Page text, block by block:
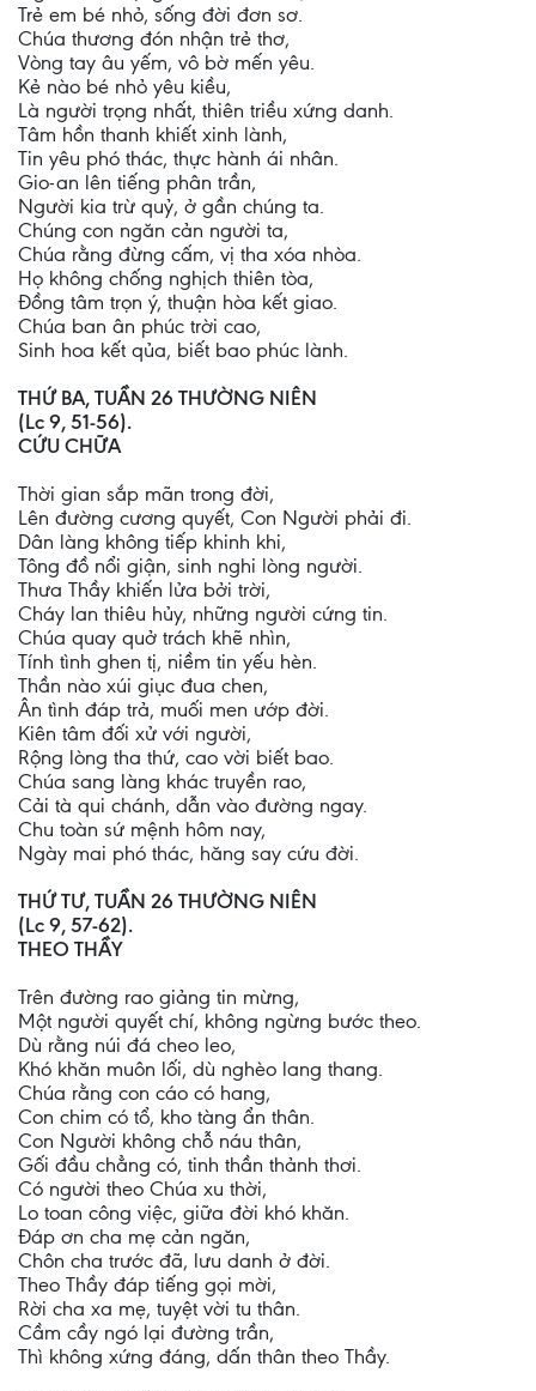
Trẻ em bé nhỏ, sống đời đơn sơ.
Chúa thương đón nhận trẻ thơ,
Vòng tay âu yếm, vô bờ mến yêu.
Kẻ nào bé nhỏ yêu kiều,
Là người trọng nhất, thiên triều xứng danh.
Tâm hồn thanh khiết xinh lành,
Tin yêu phó thác, thực hành ái nhân.
Gio-an lên tiếng phân trần,
Người kia trừ quỷ, ở gần chúng ta.
Chúng con ngăn cản người ta,
Chúa rằng đừng cấm, vị tha xóa nhòa.
Họ không chống nghịch thiên tòa,
Đồng tâm trọn ý, thuận hòa kết giao.
Chúa ban ân phúc trời cao,
Sinh hoa kết qủa, biết bao phúc lành.
THỨ BA, TUẦN 26 THƯỜNG NIÊN
(Lc 9, 51-56).
CỨU CHỮA
Thời gian sắp mãn trong đời,
Lên đường cương quyết, Con Người phải đi.
Dân làng không tiếp khinh khi,
Tông đồ nổi giận, sinh nghi lòng người.
Thưa Thầy khiến lửa bởi trời,
Cháy lan thiêu hủy, những người cứng tin.
Chúa quay quở trách khẽ nhìn,
Tính tình ghen tị, niềm tin yếu hèn.
Thần nào xúi giục đua chen,
Ân tình đáp trả, muối men ướp đời.
Kiên tâm đối xử với người,
Rộng lòng tha thứ, cao vời biết bao.
Chúa sang làng khác truyền rao,
Cải tà qui chánh, dẫn vào đường ngay.
Chu toàn sứ mệnh hôm nay,
Ngày mai phó thác, hăng say cứu đời.
THỨ TƯ, TUẦN 26 THƯỜNG NIÊN
(Lc 9, 57-62).
THEO THẦY
Trên đường rao giảng tin mừng,
Một người quyết chí, không ngừng bước theo.
Dù rằng núi đá cheo leo,
Khó khăn muôn lối, dù nghèo lang thang.
Chúa rằng con cáo có hang,
Con chim có tổ, kho tàng ẩn thân.
Con Người không chỗ náu thân,
Gối đầu chẳng có, tinh thần thảnh thơi.
Có người theo Chúa xu thời,
Lo toan công việc, giữa đời khó khăn.
Đáp ơn cha mẹ cản ngăn,
Chôn cha trước đã, lưu danh ở đời.
Theo Thầy đáp tiếng gọi mời,
Rời cha xa mẹ, tuyệt vời tu thân.
Cầm cầy ngó lại đường trần,
Thì không xứng đáng, dấn thân theo Thầy.